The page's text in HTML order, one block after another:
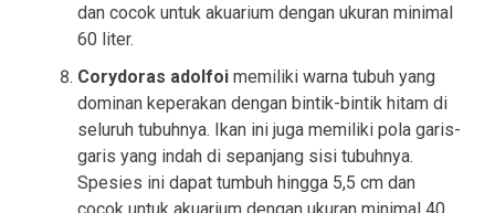
dan cocok untuk akuarium dengan ukuran minimal
60 liter.
Corydoras adolfoi memiliki warna tubuh yang
dominan keperakan dengan bintik-bintik hitam di
seluruh tubuhnya. Ikan ini juga memiliki pola garis-
garis yang indah di sepanjang sisi tubuhnya.
Spesies ini dapat tumbuh hingga 5,5 cm dan